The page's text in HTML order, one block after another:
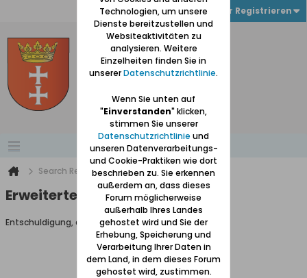
Anmelden oder Registrieren
Search Result
Erweiterte Suche
Entschuldigung, du darfst diese Seite nicht aufrufen.
Technologien, um unsere
Dienste bereitzustellen und
Websiteaktivitäten zu
analysieren. Weitere
Einzelheiten finden Sie in
unsererDatenschutzrichtlinie.
Wenn Sie unten auf
"Einverstanden" klicken,
stimmen Sie unserer
Datenschutzrichtlinie und
unseren Datenverarbeitungs-
und Cookie-Praktiken wie dort
beschrieben zu. Sie erkennen
außerdem an, dass dieses
Forum möglicherweise
außerhalb Ihres Landes
gehostet wird und Sie der
Erhebung, Speicherung und
Verarbeitung Ihrer Daten in
dem Land, in dem dieses Forum
gehostet wird, zustimmen.